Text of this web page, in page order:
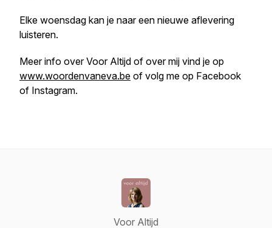
Elke woensdag kan je naar een nieuwe aflevering
luisteren.
Meer info over Voor Altijd of over mij vind je op
www.woordenvaneva.be of volg me op Facebook
of Instagram.
Voor Altijd